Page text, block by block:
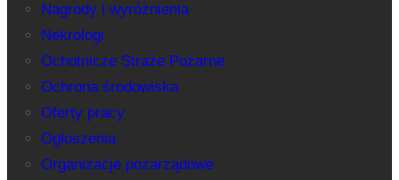
Nagrody i wyróżnienia
Nekrologi
Ochotnicze Straże Pożarne
Ochrona środowiska
Oferty pracy
Ogłoszenia
Organizacje pozarządowe